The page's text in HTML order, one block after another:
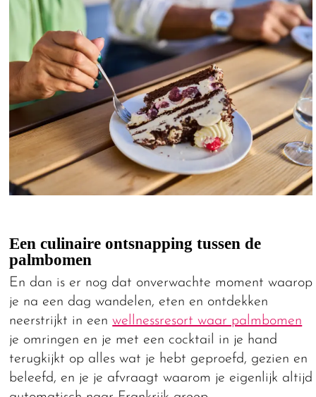
Een culinaire ontsnapping tussen de
palmbomen
En dan is er nog dat onverwachte moment waarop
je na een dag wandelen, eten en ontdekken
neerstrijkt in eenwellnessresort waar palmbomen
je omringen en je met een cocktail in je hand
terugkijkt op alles wat je hebt geproefd, gezien en
beleefd, en je je afvraagt waarom je eigenlijk altijd